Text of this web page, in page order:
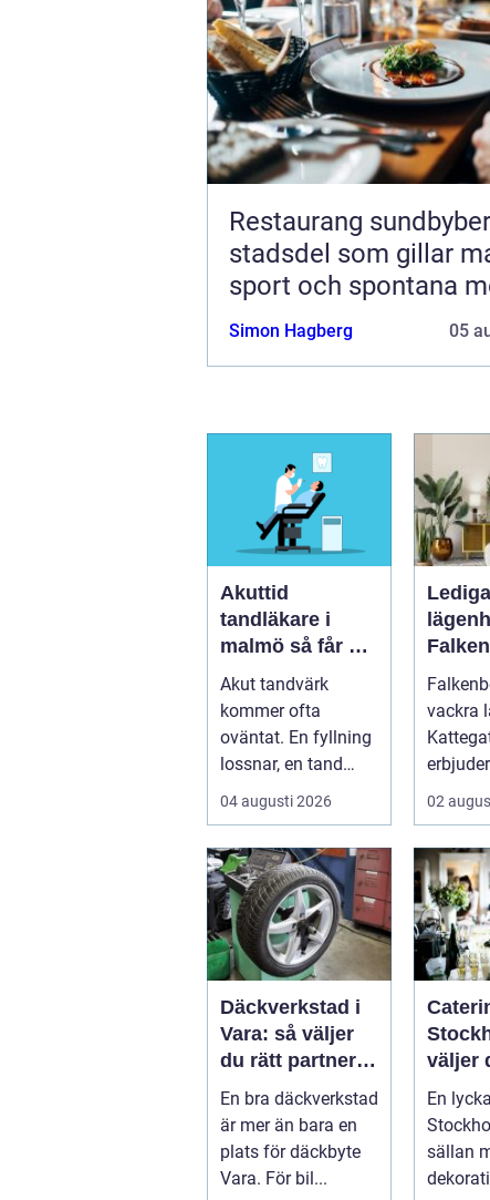
Restaurang sundbyberg
stadsdel som gillar
sport och spontana
Simon Hagberg 05
Akuttid
tandläkare i
malmö så får du
snabb hjälp när
tanden gör ont
Akut tandvärk
kommer ofta
oväntat. En fyllning
lossnar, en tand
spricker eller en
visdomstand
svulln...
04 augusti 2026
Lediga
guide
hem
vackra
02
Däckverkstad i
Vara: så väljer
du rätt partner
för säker
körning året
runt
En bra däckverkstad
är mer än bara en
plats för däckbyte
Vara. För bil...
väljer
mat till
En
sällan